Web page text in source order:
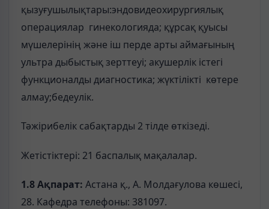
қызуғушылықтары:эндовидеохирургиялық
операциялар гинекологияда; құрсақ қуысы
мүшелерінің және іш перде арты аймағының
ультра дыбыстық зерттеуі; акушерлік істегі
функционалды диагностика; жүктілікті көтере
алмау;бедеулік.
Тәжірибелік сабақтарды 2 тілде өткізеді.
Жетістіктері: 21 баспалық мақалалар.
1.8 Ақпарат: Астана қ., А. Молдағулова көшесі,
28. Кафедра телефоны: 381097.